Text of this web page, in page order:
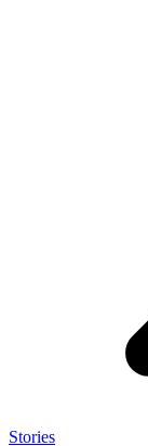
Stories